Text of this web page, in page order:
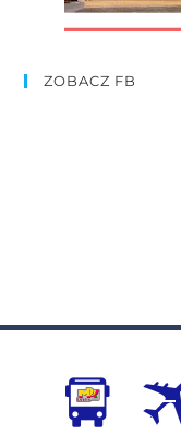
ZOBACZ FB